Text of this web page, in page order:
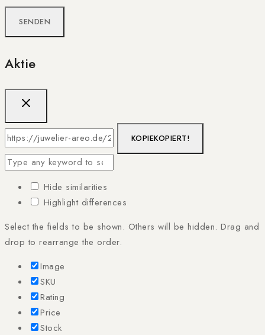
Aktie
KOPIEKOPIERT!
Hide similarities
Highlight differences
Select the fields to be shown. Others will be hidden. Drag and
drop to rearrange the order.
Image
SKU
Rating
Price
Stock